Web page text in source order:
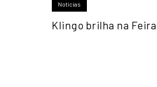
Notícias
Klingo brilha na